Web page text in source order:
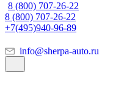
8 (800) 707-26-22
8 (800) 707-26-22
+7(495)940-96-89
info@sherpa-auto.ru